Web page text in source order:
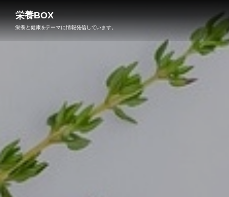
栄養BOX
栄養と健康をテーマに情報発信しています。